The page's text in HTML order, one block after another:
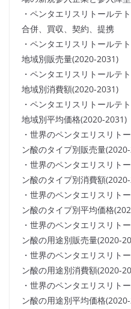
・ペンタエリスリトールテ
合併、買収、契約、提携
・ペンタエリスリトールテ
地域別販売量(2020-2031)
・ペンタエリスリトールテ
地域別消費額(2020-2031)
・ペンタエリスリトールテ
地域別平均価格(2020-2031)
・世界のペンタエリスリト
ン酸のタイプ別販売量
・世界のペンタエリスリト
ン酸のタイプ別消費額
・世界のペンタエリスリト
ン酸のタイプ別平均価格
・世界のペンタエリスリト
ン酸の用途別販売量(2020-
・世界のペンタエリスリト
ン酸の用途別消費額(2020-
・世界のペンタエリスリト
ン酸の用途別平均価格